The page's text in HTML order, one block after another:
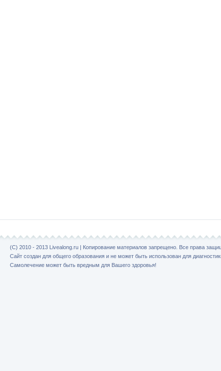
(C) 2010 - 2013 Livealong.ru | Копирование материалов запрещено. Все права
Сайт создан для общего образования и не может быть использован для
Самолечение может быть вредным для Вашего здоровья!